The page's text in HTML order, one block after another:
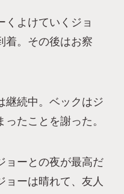
くよけていくジョ
着。その後はお察
継続中。ベックはジ
たことを謝った。
ョーとの夜が最高だ
ョーは晴れて、友人